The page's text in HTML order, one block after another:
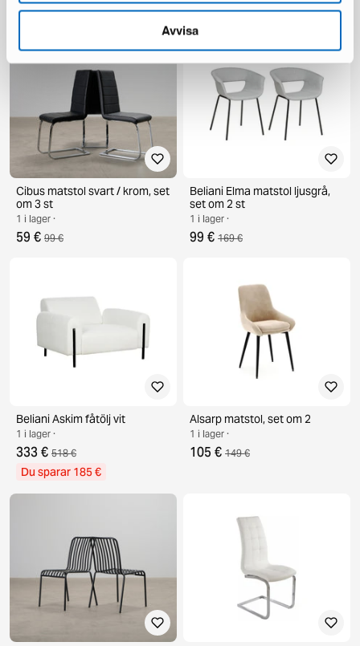
Avvisa
Du sparar 121 €
Cibus matstol svart / krom, set
om 3 st
1 i lager ·
59 € 99 €
Beliani Elma matstol ljusgrå,
set om 2 st
1 i lager ·
99 € 169 €
Beliani Askim fåtölj vit
1 i lager ·
333 € 518 €
Du sparar 185 €
Alsarp matstol, set om 2
1 i lager ·
105 € 149 €